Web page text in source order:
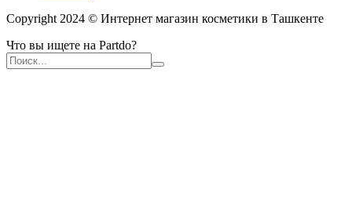
Copyright 2024 © Интернет магазин косметики в Ташкенте
Что вы ищете на Partdo?